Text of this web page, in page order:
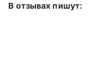
В отзывах пишут: